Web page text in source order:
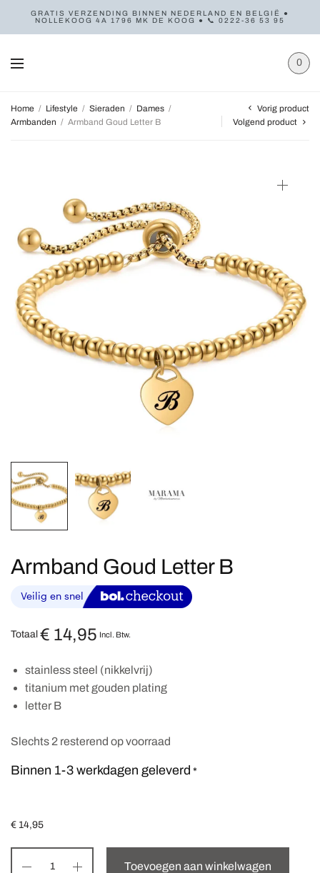
GRATIS VERZENDING BINNEN NEDERLAND EN BELGIË ●
NOLLEKOOG 4A 1796 MK DE KOOG ● 📞 0222-36 53 95
0
Home / Lifestyle / Sieraden / Dames /
Armbanden / Armband Goud Letter B
Vorig product
Volgend product
Armband Goud Letter B
Totaal € 14,95 Incl. Btw.
stainless steel (nikkelvrij)
titanium met gouden plating
letter B
Slechts 2 resterend op voorraad
Binnen 1-3 werkdagen geleverd *
€ 14,95
Toevoegen aan winkelwagen